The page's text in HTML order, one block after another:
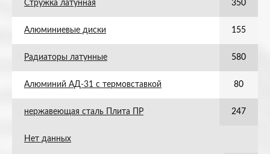
Стружка латунная 350
Алюминиевые диски 155
Радиаторы латунные 580
Алюминий АД-31 с термовставкой 80
нержавеющая сталь Плита ПР 247
Нет данных